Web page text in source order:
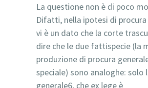
La questione non è di poco
Difatti, nella ipotesi di
vi è un dato che la corte
dire che le due fattispecie (la
produzione di procura
speciale) sono analoghe: solo
generale6, che ex lege è